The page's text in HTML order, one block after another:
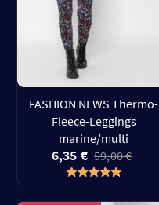
FASHION NEWS Thermo-
Fleece-Leggings
marine/multi
6,35 € 59,00 €